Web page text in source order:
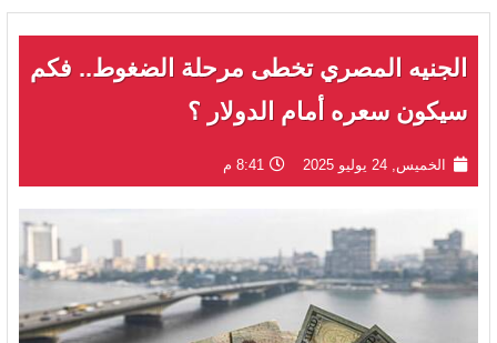
الجنيه المصري تخطى مرحلة الضغوط.. فكم
سيكون سعره أمام الدولار ؟
الخميس, 24 يوليو 2025 8:41 م